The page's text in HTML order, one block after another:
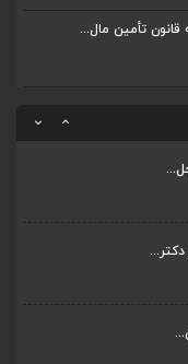
تأمین مال...